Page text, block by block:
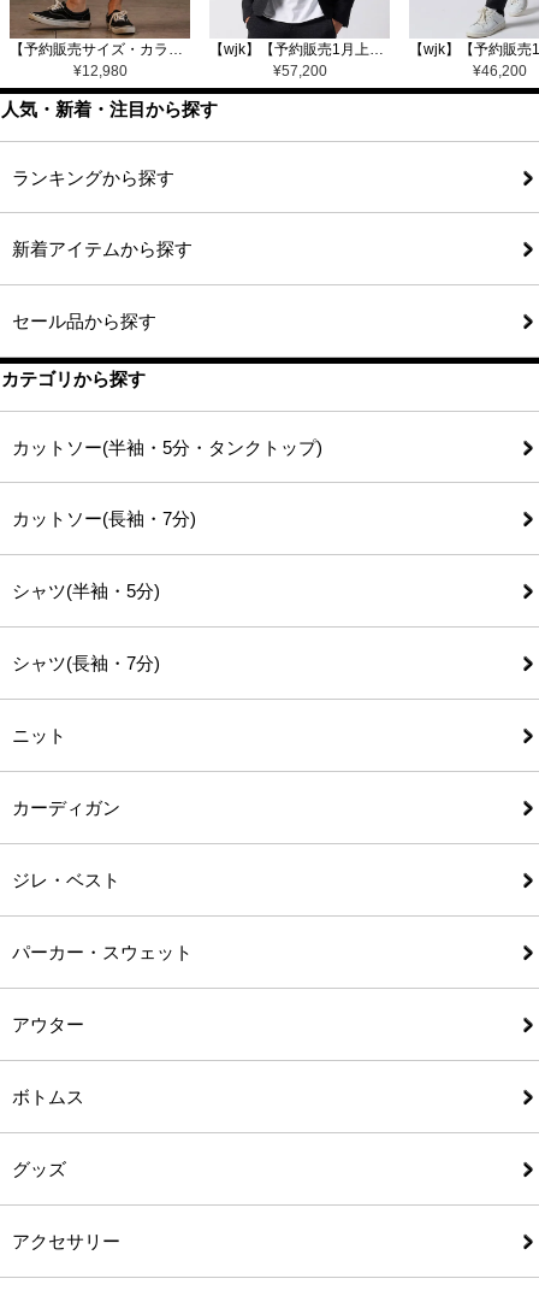
【予約販売サイズ・カラーにより納期異なる】【CAMBIO(カンビオ)】Gobelin Short Pants ショートパンツ(CAM25SS-002)
¥12,980
【wjk】【予約販売1月上旬～中旬入荷】function knit jacket(jacquard check) ニットジャケット(207 mw08j)
¥57,200 ¥46,200
人気・新着・注目から探す
ランキングから探す
新着アイテムから探す
セール品から探す
カテゴリから探す
カットソー(半袖・5分・タンクトップ)
カットソー(長袖・7分)
シャツ(半袖・5分)
シャツ(長袖・7分)
ニット
カーディガン
ジレ・ベスト
パーカー・スウェット
アウター
ボトムス
グッズ
アクセサリー